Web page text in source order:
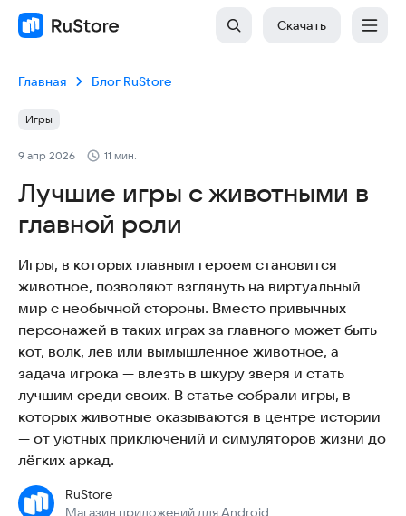
Скачать
Главная Блог RuStore
Игры
9 апр 2026 11 мин.
Лучшие игры с животными в
главной роли
Игры, в которых главным героем становится
животное, позволяют взглянуть на виртуальный
мир с необычной стороны. Вместо привычных
персонажей в таких играх за главного может быть
кот, волк, лев или вымышленное животное, а
задача игрока — влезть в шкуру зверя и стать
лучшим среди своих. В статье собрали игры, в
которых животные оказываются в центре истории
— от уютных приключений и симуляторов жизни до
лёгких аркад.
RuStore
Магазин приложений для Android